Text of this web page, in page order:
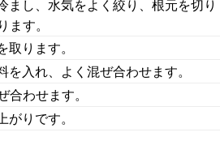
まし、水気をよく絞り、根元を切り
す。
ります。
を入れ、よく混ぜ合わせます。
合わせます。
りです。